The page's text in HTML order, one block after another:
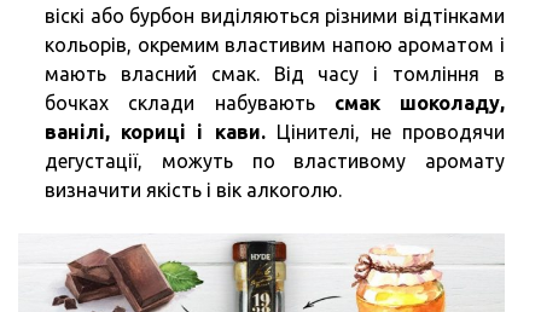
віскі або бурбон виділяються різними відтінками
кольорів, окремим властивим напою ароматом і
мають власний смак. Від часу і томління в
бочках склади набувають смак шоколаду,
ванілі, кориці і кави.Цінителі, не проводячи
дегустації, можуть по властивому аромату
визначити якість і вік алкоголю.